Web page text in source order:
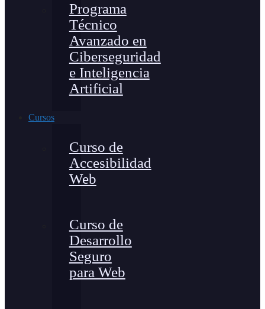
Programa
Técnico
Avanzado en
Ciberseguridad
e Inteligencia
Artificial
Cursos
Curso de
Accesibilidad
Web
Curso de
Desarrollo
Seguro
para Web